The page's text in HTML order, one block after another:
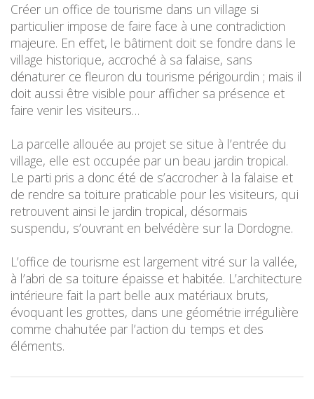
Créer un office de tourisme dans un village si
particulier impose de faire face à une contradiction
majeure. En effet, le bâtiment doit se fondre dans le
village historique, accroché à sa falaise, sans
dénaturer ce fleuron du tourisme périgourdin ; mais il
doit aussi être visible pour afficher sa présence et
faire venir les visiteurs…
La parcelle allouée au projet se situe à l’entrée du
village, elle est occupée par un beau jardin tropical.
Le parti pris a donc été de s’accrocher à la falaise et
de rendre sa toiture praticable pour les visiteurs, qui
retrouvent ainsi le jardin tropical, désormais
suspendu, s’ouvrant en belvédère sur la Dordogne.
L’office de tourisme est largement vitré sur la vallée,
à l’abri de sa toiture épaisse et habitée. L’architecture
intérieure fait la part belle aux matériaux bruts,
évoquant les grottes, dans une géométrie irrégulière
comme chahutée par l’action du temps et des
éléments.